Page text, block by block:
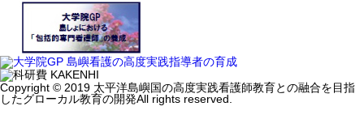
Copyright © 2019 太平洋島嶼国の高度実践看護師教育との融合を目指
したグローカル教育の開発All rights reserved.